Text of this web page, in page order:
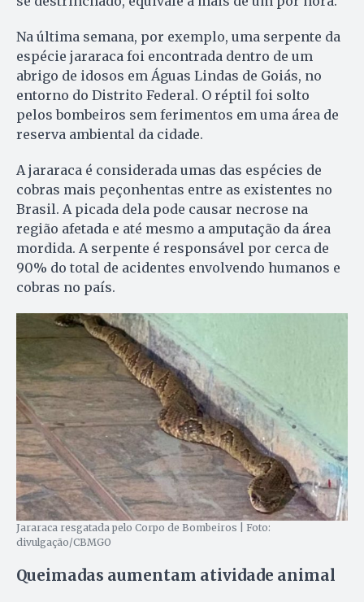
Na última semana, por exemplo, uma serpente da
espécie jararaca foi encontrada dentro de um
abrigo de idosos em Águas Lindas de Goiás, no
entorno do Distrito Federal. O réptil foi solto
pelos bombeiros sem ferimentos em uma área de
reserva ambiental da cidade.
A jararaca é considerada umas das espécies de
cobras mais peçonhentas entre as existentes no
Brasil. A picada dela pode causar necrose na
região afetada e até mesmo a amputação da área
mordida. A serpente é responsável por cerca de
90% do total de acidentes envolvendo humanos e
cobras no país.
Jararaca resgatada pelo Corpo de Bombeiros | Foto:
divulgação/CBMGO
Queimadas aumentam atividade animal